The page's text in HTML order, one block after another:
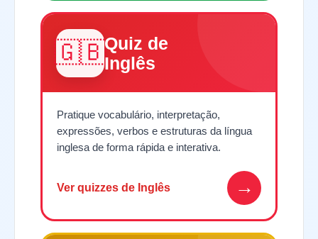
🇬🇧Quiz de
Inglês
Pratique vocabulário, interpretação,
expressões, verbos e estruturas da língua
inglesa de forma rápida e interativa.
Ver quizzes de Inglês →